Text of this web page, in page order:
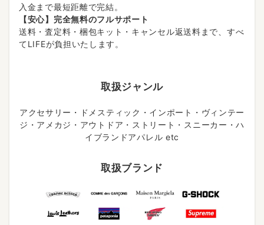
入金まで最短距離で完結。
【安心】完全無料のフルサポート
送料・査定料・梱包キット・キャンセル返送料まで、すべ
てLIFEが負担いたします。
取扱ジャンル
アクセサリー・ドメスティック・インポート・ヴィンテー
ジ・アメカジ・アウトドア・ストリート・スニーカー・ハ
イブランドアパレル etc
取扱ブランド